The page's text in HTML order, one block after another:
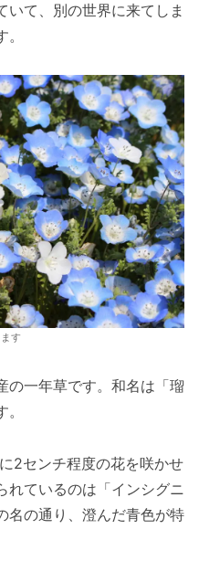
いて、別の世界に来てしま
す
の一年草です。和名は「瑠
2センチ程度の花を咲かせ
れているのは「インシグニ
名の通り、澄んだ青色が特